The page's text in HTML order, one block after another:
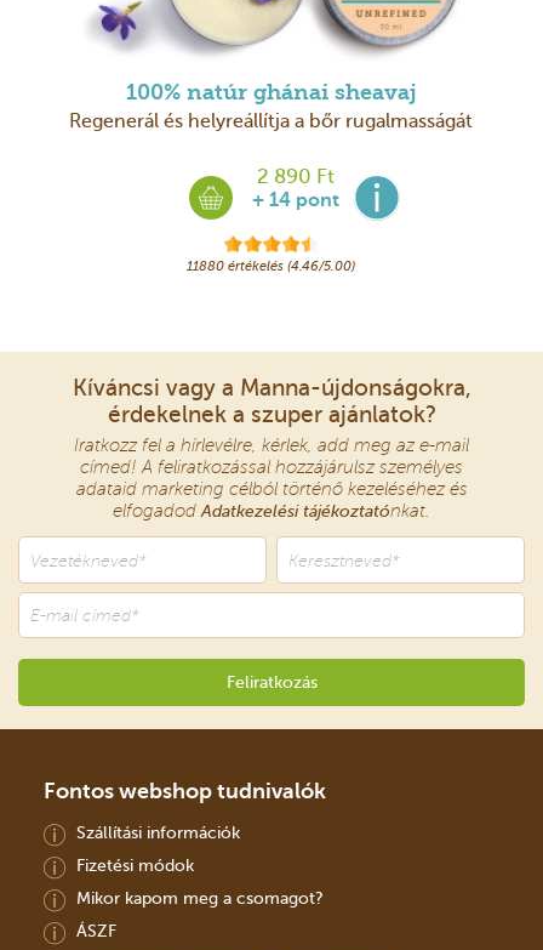
100% natúr ghánai sheavaj
Regenerál és helyreállítja a bőr rugalmasságát
2 890 Ft
+ 14 pont
11880 értékelés (4.46/5.00)
Kíváncsi vagy a Manna-újdonságokra,
érdekelnek a szuper ajánlatok?
Iratkozz fel a hírlevélre, kérlek, add meg az e-mail
címed! A feliratkozással hozzájárulsz személyes
adataid marketing célból történő kezeléséhez és
elfogadodAdatkezelési tájékoztatónkat.
Fontos webshop tudnivalók
Szállítási információk
Fizetési módok
Mikor kapom meg a csomagot?
ÁSZF